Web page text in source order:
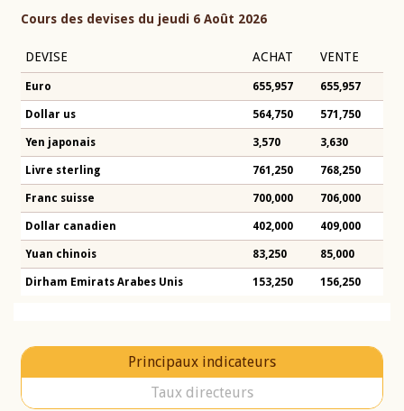
Cours des devises du jeudi 6 Août 2026
DEVISE ACHAT VENTE
Euro 655,957 655,957
Dollar us 564,750 571,750
Yen japonais 3,570 3,630
Livre sterling 761,250 768,250
Franc suisse 700,000 706,000
Dollar canadien 402,000 409,000
Yuan chinois 83,250 85,000
Dirham Emirats Arabes Unis 153,250 156,250
Principaux indicateurs
Taux directeurs